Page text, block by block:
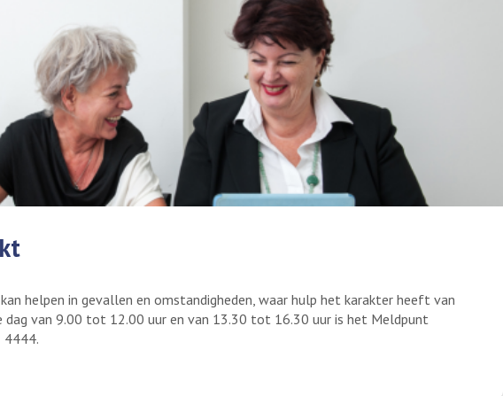
helpen in gevallen en omstandigheden, waar hulp het karakter heeft van
dag van 9.00 tot 12.00 uur en van 13.30 tot 16.30 uur is het Meldpunt
4444.